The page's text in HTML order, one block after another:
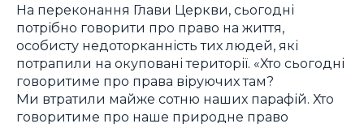
На переконання Глави Церкви, сьогодні
потрібно говорити про право на життя,
особисту недоторканність тих людей, які
потрапили на окуповані території. «Хто сьогодні
говоритиме про права віруючих там?
Ми втратили майже сотню наших парафій. Хто
говоритиме про наше природне право